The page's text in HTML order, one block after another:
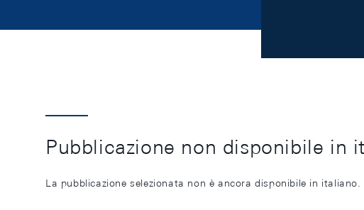
Pubblicazione non disponibile in
La pubblicazione selezionata non è ancora disponibile in